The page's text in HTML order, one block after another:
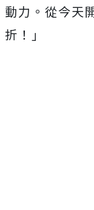
動力。從今天
折！」